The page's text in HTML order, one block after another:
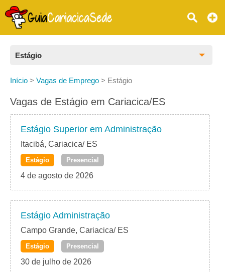
Estágio
Todas as Vagas
CLT
Freelancer
PJ
Início > Vagas de Emprego > Estágio
Vagas de Estágio em Cariacica/ES
Estágio Superior em Administração
Itacibá, Cariacica/ ES
Estágio Presencial
4 de agosto de 2026
Estágio Administração
Campo Grande, Cariacica/ ES
Estágio Presencial
30 de julho de 2026